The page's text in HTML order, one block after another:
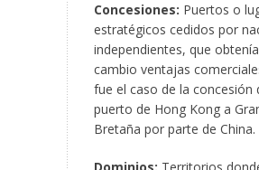
Concesiones: Puertos o
estratégicos cedidos por
independientes, que
cambio ventajas
fue el caso de la concesión
puerto de Hong Kong a
Bretaña por parte de China.